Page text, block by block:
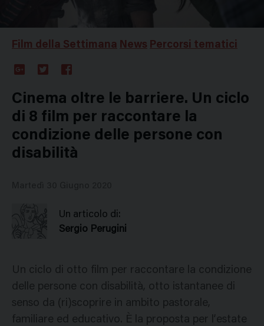
Film della Settimana News Percorsi tematici
Plus
Cinema oltre le barriere. Un ciclo
di 8 film per raccontare la
condizione delle persone con
disabilità
Un articolo di:
Sergio Perugini
Un ciclo di otto film per raccontare la condizione
delle persone con disabilità, otto istantanee di
senso da (ri)scoprire in ambito pastorale,
familiare ed educativo. È la proposta per l’estate